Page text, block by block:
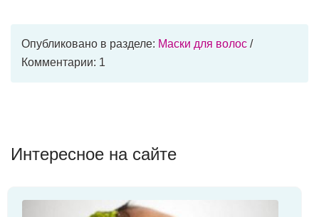
Опубликовано в разделе: Маски для волос /
Комментарии: 1
Интересное на сайте